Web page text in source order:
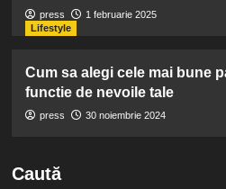
press
1 februarie 2025
Lifestyle
Cum sa alegi cele mai bune
functie de nevoile tale
press 30 noiembrie 2024
Caută